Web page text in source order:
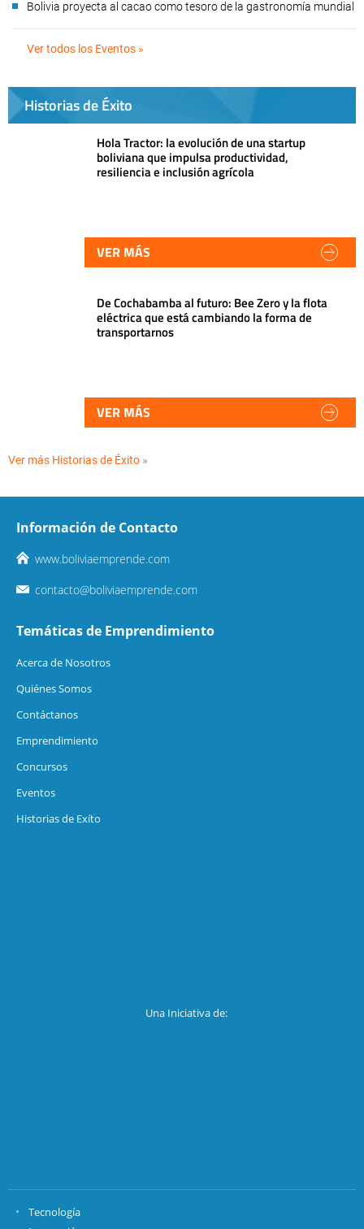
Bolivia proyecta al cacao como tesoro de la gastronomía mundial
Ver todos los Eventos »
Historias de Éxito
Hola Tractor: la evolución de una startup
boliviana que impulsa productividad,
resiliencia e inclusión agrícola
VER MÁS
De Cochabamba al futuro: Bee Zero y la flota
eléctrica que está cambiando la forma de
transportarnos
VER MÁS
Ver más Historias de Éxito »
Información de Contacto
www.boliviaemprende.com
contacto@boliviaemprende.com
Temáticas de Emprendimiento
Acerca de Nosotros
Quiénes Somos
Contáctanos
Emprendimiento
Concursos
Eventos
Historias de Exíto
Una Iniciativa de:
Tecnología